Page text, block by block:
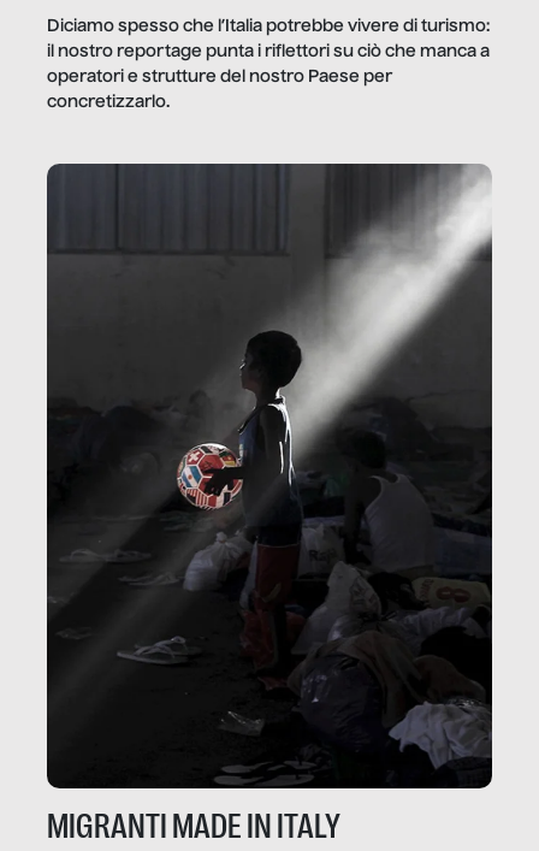
Diciamo spesso che l’Italia potrebbe vivere di turismo:
il nostro reportage punta i riflettori su ciò che manca a
operatori e strutture del nostro Paese per
concretizzarlo.
MIGRANTI MADE IN ITALY